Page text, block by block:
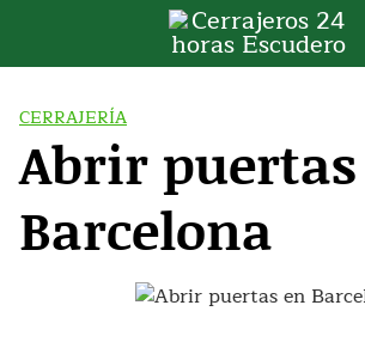
contenido
CERRAJERÍA
Abrir
Barcelona